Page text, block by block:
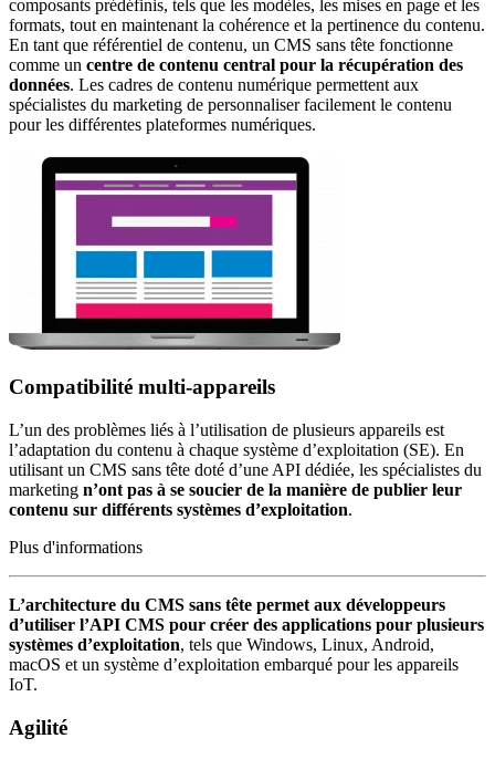
composants prédéfinis, tels que les modèles, les mises en page et les
formats, tout en maintenant la cohérence et la pertinence du contenu.
En tant que référentiel de contenu, un CMS sans tête fonctionne
comme un centre de contenu central pour la récupération des
données. Les cadres de contenu numérique permettent aux
spécialistes du marketing de personnaliser facilement le contenu
pour les différentes plateformes numériques.
Compatibilité multi-appareils
L’un des problèmes liés à l’utilisation de plusieurs appareils est
l’adaptation du contenu à chaque système d’exploitation (SE). En
utilisant un CMS sans tête doté d’une API dédiée, les spécialistes du
marketing n’ont pas à se soucier de la manière de publier leur
contenu sur différents systèmes d’exploitation.
Plus d'informations
L’architecture du CMS sans tête permet aux développeurs
d’utiliser l’API CMS pour créer des applications pour plusieurs
systèmes d’exploitation, tels que Windows, Linux, Android,
macOS et un système d’exploitation embarqué pour les appareils
IoT.
Agilité